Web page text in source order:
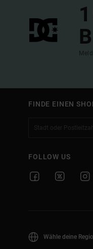
FINDE EINEN
FOLLOW US
Wähle deine